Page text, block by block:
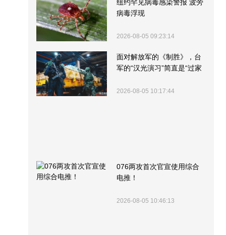
纽约罕见病毒感染警报 波旁
病毒浮现
2026-08-05 09:23:14
面对解放军的《制胜》，台
军的“汉光演习”简直是“过家
2026-08-05 10:17:44
076两攻首次官宣使用综合
电推！
2026-08-05 10:46:13